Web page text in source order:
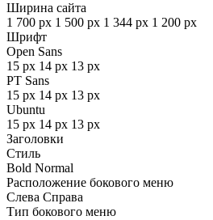
Ширина сайта
1 700 px 1 500 px 1 344 px 1 200 px
Шрифт
Open Sans
15 px 14 px 13 px
PT Sans
15 px 14 px 13 px
Ubuntu
15 px 14 px 13 px
Заголовки
Стиль
Bold Normal
Расположение бокового меню
Слева Справа
Тип бокового меню